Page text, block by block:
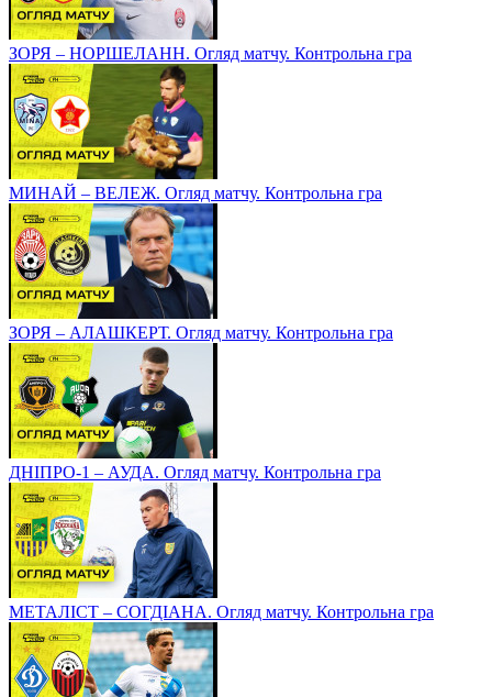
ЗОРЯ – НОРШЕЛАНН. Огляд матчу. Контрольна гра
МИНАЙ – ВЕЛЕЖ. Огляд матчу. Контрольна гра
ЗОРЯ – АЛАШКЕРТ. Огляд матчу. Контрольна гра
ДНІПРО-1 – АУДА. Огляд матчу. Контрольна гра
МЕТАЛІСТ – СОГДІАНА. Огляд матчу. Контрольна гра